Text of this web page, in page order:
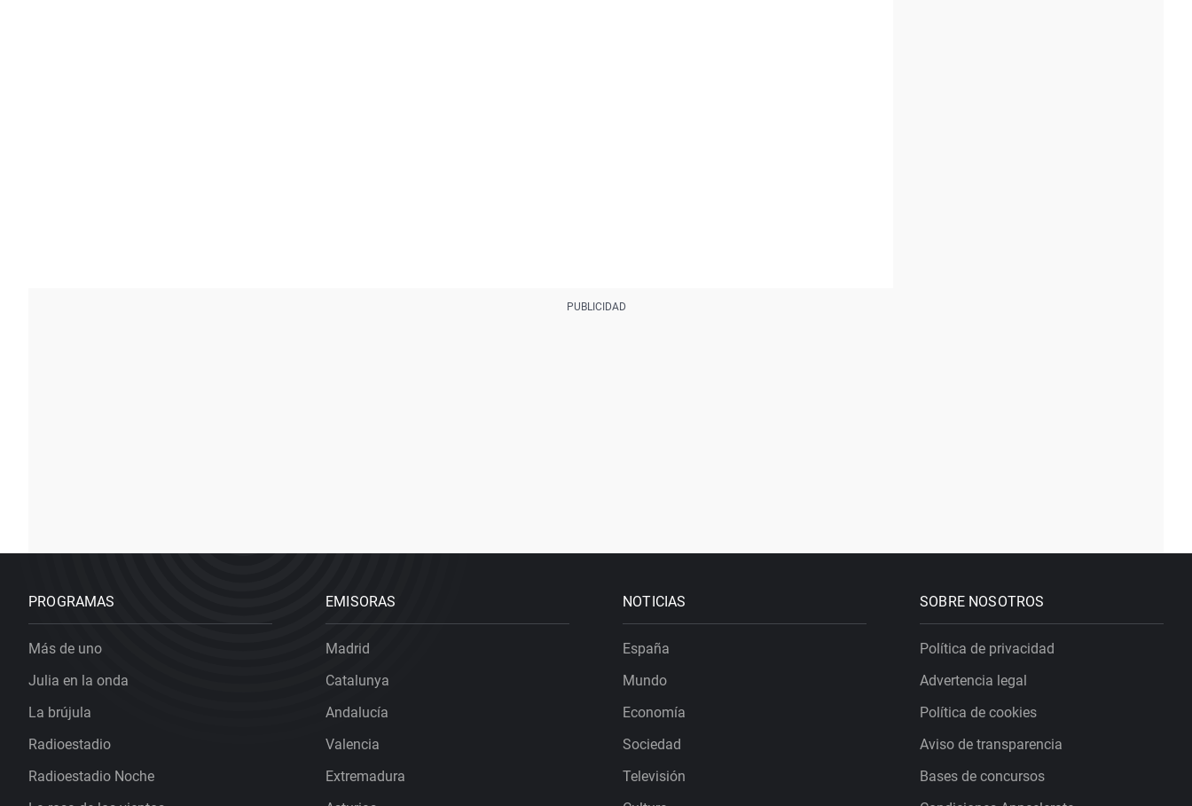
PROGRAMAS
Más de uno
Julia en la onda
La brújula
Radioestadio
Radioestadio Noche
EMISORAS
Madrid
Catalunya
Andalucía
Valencia
Extremadura
NOTICIAS
España
Mundo
Economía
Sociedad
Televisión
SOBRE NOSOTROS
Política de privacidad
Advertencia legal
Política de cookies
Aviso de transparencia
Bases de concursos